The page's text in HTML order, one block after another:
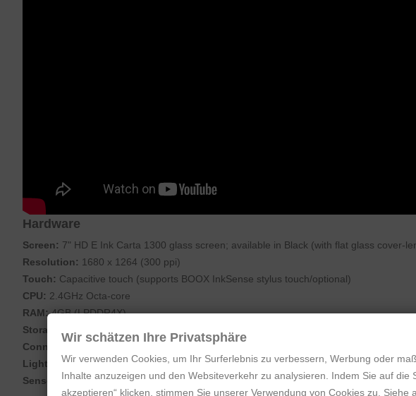
Hardware
Screen: 7" HD E Ink Carta 1300 glass screen; available in Black (with flat glass cover-
Resolution: 1680 x 1264 (300 ppi)
Touch: Capacitive touch (supports BOOX InkSense stylus touch/optional)
CPU: 2.4GHz Octa-core
RAM:4GB (LPDDR4X)
Storage:
Connectivity:
Wi-Fi (2.4GHz + 5GHz), Bluetooth 5.0
Lighting:Front light with CTM (Warm and Cold)
Sensors:G-sensor for auto-rotation
Wir schätzen Ihre Privatsphäre
Wir verwenden Cookies, um Ihr Surferlebnis zu verbessern, Werbung oder
Inhalte anzuzeigen und den Websiteverkehr zu analysieren. Indem Sie auf die
akzeptieren“ klicken, stimmen Sie unserer Verwendung von Cookies zu. Siehe